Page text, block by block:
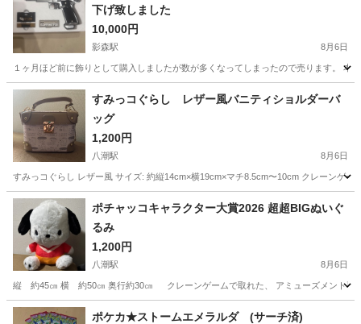
下げ致しました
10,000円
影森駅 8月6日
１ヶ月ほど前に飾りとして購入しましたが数が多くなってしまったので売ります。 本
埼玉 秩父市 影森駅 模型、プラモデル
すみっコぐらし レザー風バニティショルダーバ
ッグ
1,200円
八潮駅 8月6日
すみっコぐらし レザー風 サイズ: 約縦14cm×横19cm×マチ8.5cm〜10cm クレーンゲ
埼玉 八潮市 八潮駅 おもちゃ
ポチャッコキャラクター大賞2026 超超BIGぬいぐ
るみ
1,200円
八潮駅 8月6日
縦 約45㎝ 横 約50㎝ 奥行約30㎝ クレーンゲームで取れた、 アミューズメント専用
埼玉 八潮市 八潮駅 おもちゃ ポチャッコ
ポケカ★ストームエメラルダ (サーチ済)